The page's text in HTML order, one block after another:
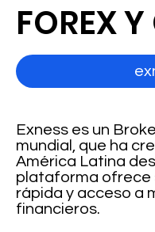
Exness es un
mundial, que ha
América Latina
plataforma ofrece
rápida y acceso a
financieros.
FOREX